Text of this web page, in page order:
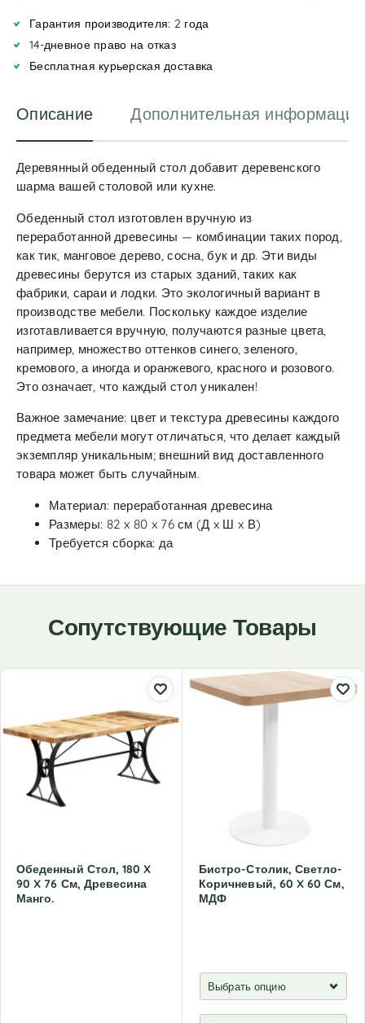
t
i
Гарантия производителя: 2 года
14-дневное право на отказ
Бесплатная курьерская доставка
Описание Дополнительная информация
Деревянный обеденный стол добавит деревенского
шарма вашей столовой или кухне.
Обеденный стол изготовлен вручную из
переработанной древесины — комбинации таких пород,
как тик, манговое дерево, сосна, бук и др. Эти виды
древесины берутся из старых зданий, таких как
фабрики, сараи и лодки. Это экологичный вариант в
производстве мебели. Поскольку каждое изделие
изготавливается вручную, получаются разные цвета,
например, множество оттенков синего, зеленого,
кремового, а иногда и оранжевого, красного и розового.
Это означает, что каждый стол уникален!
Важное замечание: цвет и текстура древесины каждого
предмета мебели могут отличаться, что делает каждый
экземпляр уникальным; внешний вид доставленного
товара может быть случайным.
Материал: переработанная древесина
Размеры: 82 x 80 x 76 см (Д x Ш x В)
Требуется сборка: да
Сопутствующие Товары
Обеденный Стол, 180 X
90 X 76 См, Древесина
Манго.
Бистро-Столик, Светло-
Коричневый, 60 X 60 См,
МДФ